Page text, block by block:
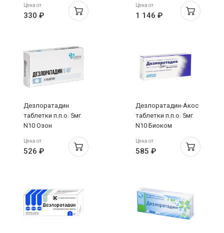
Цена от
330 ₽
Цена от
1 146 ₽
Дезлоратадин
таблетки п.п.о. 5мг
N10 Озон
Цена от
526 ₽
Дезлоратадин-Акос
таблетки п.п.о. 5мг
N10 Биоком
Цена от
585 ₽